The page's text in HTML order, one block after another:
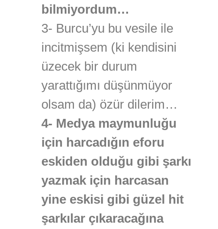
bilmiyordum…
3- Burcu’yu bu vesile ile
incitmişsem (ki kendisini
üzecek bir durum
yarattığımı düşünmüyor
olsam da) özür dilerim…
4- Medya maymunluğu
için harcadığın eforu
eskiden olduğu gibi şarkı
yazmak için harcasan
yine eskisi gibi güzel hit
şarkılar çıkaracağına